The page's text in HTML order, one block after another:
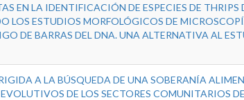
EN LA IDENTIFICACIÓN DE ESPECIES DE
LOS ESTUDIOS MORFOLÓGICOS DE
DE BARRAS DEL DNA. UNA ALTERNATIVA AL
A LA BÚSQUEDA DE UNA SOBERANÍA
DE LOS SECTORES COMUNITARIOS